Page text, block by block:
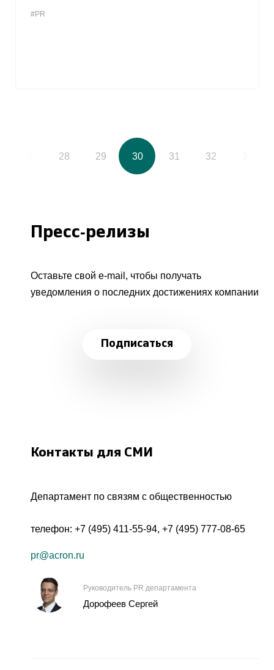
#PR
28 29 30 31 32
Пресс-релизы
Оставьте свой e-mail, чтобы получать
уведомления о последних достижениях компании
Подписаться
Контакты для СМИ
Департамент по связям с общественностью
телефон: +7 (495) 411-55-94, +7 (495) 777-08-65
pr@acron.ru
Руководитель PR департамента
Дорофеев Сергей